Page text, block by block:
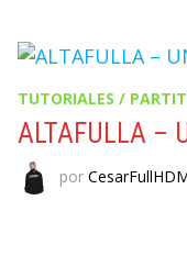
TUTORIALES /
ALTAFULLA –
por